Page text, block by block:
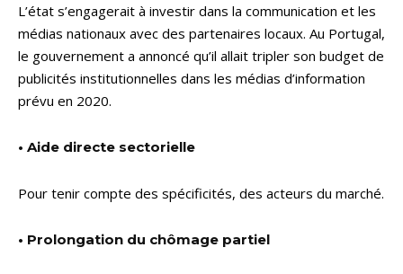
L’état s’engagerait à investir dans la communication et les
médias nationaux avec des partenaires locaux. Au Portugal,
le gouvernement a annoncé qu’il allait tripler son budget de
publicités institutionnelles dans les médias d’information
prévu en 2020.
• Aide directe sectorielle
Pour tenir compte des spécificités, des acteurs du marché.
• Prolongation du chômage partiel